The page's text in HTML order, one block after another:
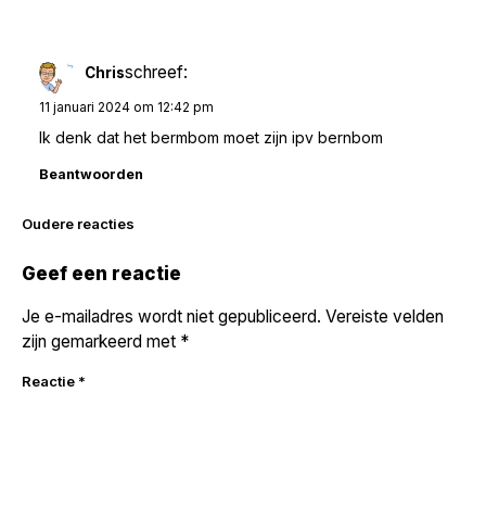
Chrisschreef:
11 januari 2024 om 12:42 pm
Ik denk dat het bermbom moet zijn ipv bernbom
Beantwoorden
Reacties
Oudere reacties
Geef een reactie
Je e-mailadres wordt niet gepubliceerd. Vereiste velden
zijn gemarkeerd met *
Reactie *